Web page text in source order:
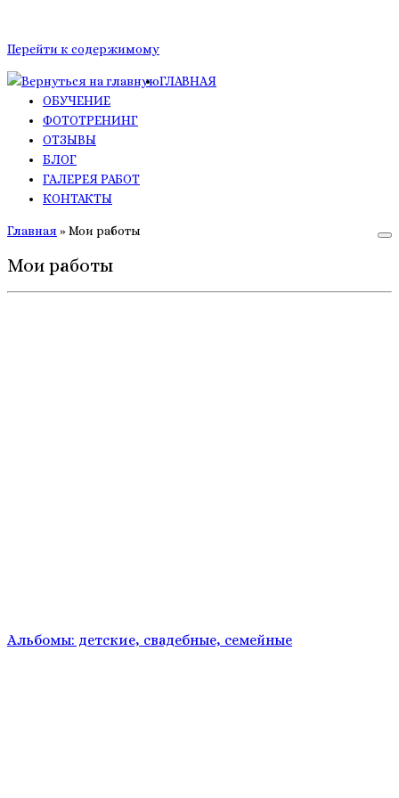
Перейти к содержимому
ГЛАВНАЯ
ОБУЧЕНИЕ
ФОТОТРЕНИНГ
ОТЗЫВЫ
БЛОГ
ГАЛЕРЕЯ РАБОТ
КОНТАКТЫ
Главная » Мои работы
Мои работы
Альбомы: детские, свадебные, семейные